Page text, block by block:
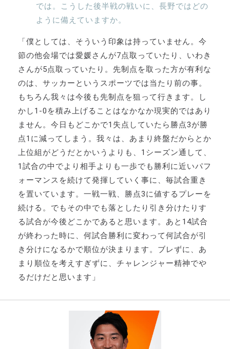
では。こうした後半戦の戦いに、長野ではどの
ように備えていますか。
「僕としては、そういう印象は持っていません。今
節の他会場では愛媛さんが7点取っていたり、いわき
さんが5点取っていたり。先制点を取った方が有利な
のは、サッカーというスポーツでは当たり前の事。
もちろん我々は今後も先制点を狙って行きます。し
かし1-0を積み上げることはなかなか現実的ではあり
ません。今日もどこかで1失点していたら勝点3が勝
点1に減ってしまう。我々は、あまり終盤だからとか
上位組がどうだとかいうよりも、1シーズン通して、
1試合の中でより相手よりも一歩でも勝利に近いパフ
ォーマンスを続けて発揮していく事に、毎試合重き
を置いています。一戦一戦、勝点3に値するプレーを
続ける。でもその中でも落としたり引き分けたりす
る試合が今後どこかであると思います。あと14試合
が終わった時に、何試合勝利に変わって何試合が引
き分けになるかで順位が決まります。ブレずに、あ
まり順位を考えすぎずに、チャレンジャー精神でや
るだけだと思います」